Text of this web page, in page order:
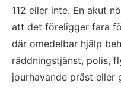
112 eller inte. En akut
att det föreligger fara
där omedelbar hjälp
räddningstjänst, polis,
jourhavande präst eller